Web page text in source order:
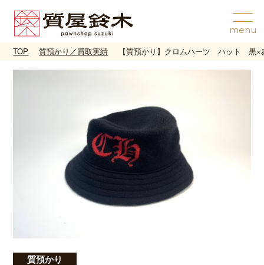
TOP 質預かり／買取実績 【質預かり】クロムハーツ ハット
質預かり